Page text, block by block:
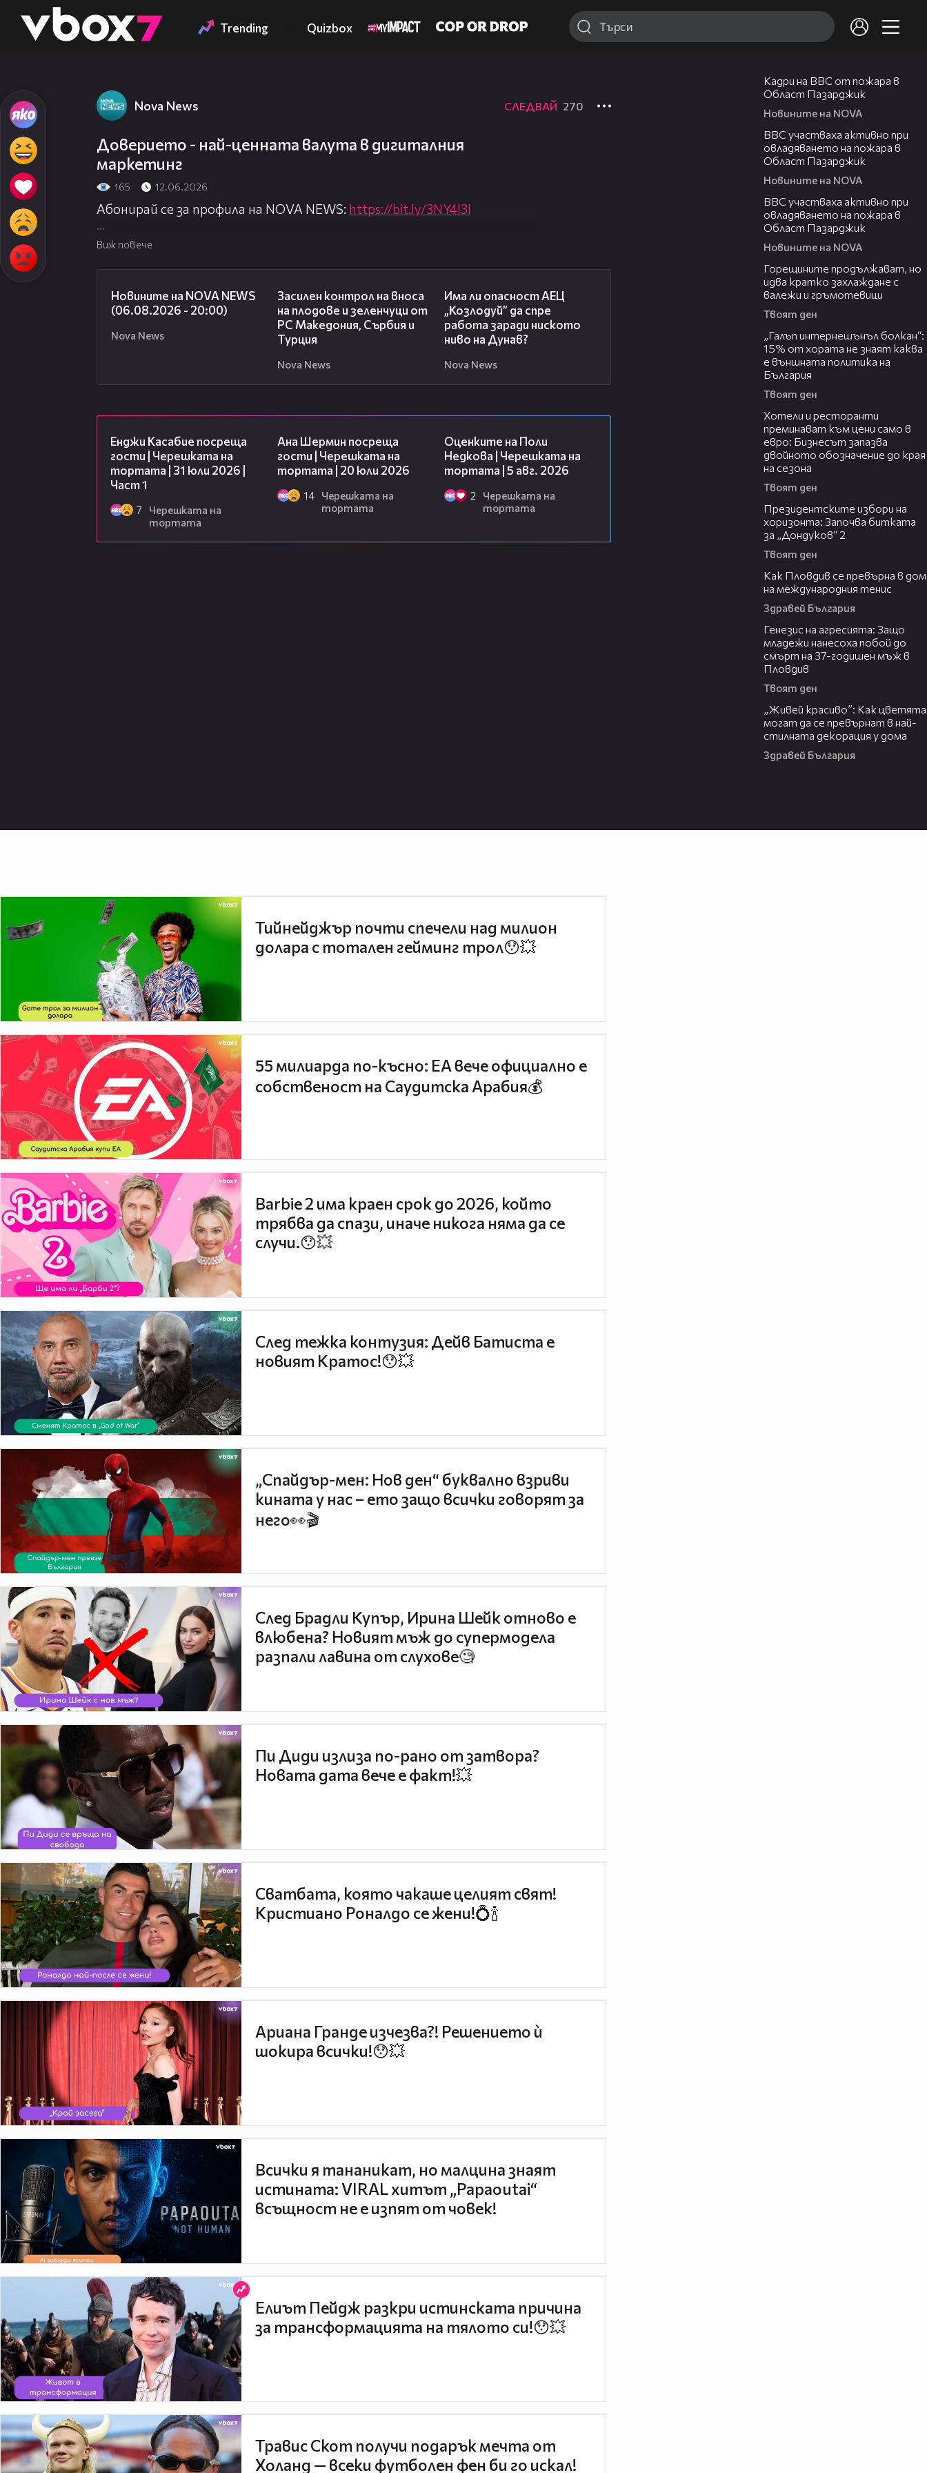
👾 Trending Quizbox
Nova News СЛЕДВАЙ 270
Доверието - най-ценната валута в дигиталния
маркетинг
165 12.06.2026
Абонирай се за профила на NOVA NEWS: https://bit.ly/3NY4l3I
Посети официалния сайт:
Гледай NOVA NEWS на живо:http://nova.bg/live/news
Виж повече
Новините на NOVA NEWS
(06.08.2026 - 20:00)
Nova News
Засилен контрол на вноса
на плодове и зеленчуци от
РС Македония, Сърбия и
Турция
Nova News
Има ли опасност АЕЦ
„Козлодуй” да спре
работа заради ниското
ниво на Дунав?
Nova News
Енджи Касабие посреща
гости | Черешката на
тортата | 31 юли 2026 |
Част 1
7
Черешката на
тортата
Ана Шермин посреща
гости | Черешката на
тортата | 20 юли 2026
14
Черешката на
тортата
Оценките на Поли
Недкова | Черешката на
тортата | 5 авг. 2026
2
Черешката на
тортата
Кадри на ВВС от пожара в
Област Пазарджик
Новините на NOVA
ВВС участваха активно при
овладяването на пожара в
Област Пазарджик
Новините на NOVA
ВВС участваха активно при
овладяването на пожара в
Област Пазарджик
Новините на NOVA
Горещините продължават, но
идва кратко захлаждане с
валежи и гръмотевици
Твоят ден
„Галъп интернешънъл болкан“:
15% от хората не знаят каква
е външната политика на
България
Твоят ден
Хотели и ресторанти
преминават към цени само в
евро: Бизнесът запазва
двойното обозначение до края
на сезона
Твоят ден
Президентските избори на
хоризонта: Започва битката
за „Дондуков“ 2
Твоят ден
Как Пловдив се превърна в дом
на международния тенис
Здравей България
Генезис на агресията: Защо
младежи нанесоха побой до
смърт на 37-годишен мъж в
Пловдив
Твоят ден
„Живей красиво”: Как цветята
могат да се превърнат в най-
стилната декорация у дома
Здравей България
Тийнейджър почти спечели над милион
долара с тотален гейминг трол😯💥
55 милиарда по-късно: EA вече официално е
собственост на Саудитска Арабия💰
Barbie 2 има краен срок до 2026, който
трябва да спази, иначе никога няма да се
случи.😯💥
След тежка контузия: Дейв Батиста е
новият Кратос!😯💥
„Спайдър-мен: Нов ден“ буквално взриви
кината у нас – ето защо всички говорят за
него👀🎬
След Брадли Купър, Ирина Шейк отново е
влюбена? Новият мъж до супермодела
разпали лавина от слухове🧐
Пи Диди излиза по-рано от затвора?
Новата дата вече е факт!💥
Сватбата, която чакаше целият свят!
Кристиано Роналдо се жени!💍🍾
Ариана Гранде изчезва?! Решението ѝ
шокира всички!😯💥
Всички я тананикат, но малцина знаят
истината: VIRAL хитът „Papaoutai“
всъщност не е изпят от човек!
Елиът Пейдж разкри истинската причина
за трансформацията на тялото си!😯💥
Травис Скот получи подарък мечта от
Холанд — всеки футболен фен би го искал!